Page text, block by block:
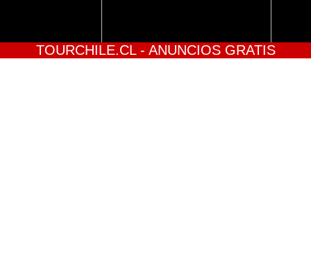
TOURCHILE.CL - ANUNCIOS GRATIS